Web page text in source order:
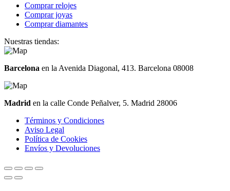
Comprar relojes
Comprar joyas
Comprar diamantes
Nuestras tiendas:
Barcelona en la Avenida Diagonal, 413. Barcelona 08008
Madrid en la calle Conde Peñalver, 5. Madrid 28006
Términos y Condiciones
Aviso Legal
Política de Cookies
Envíos y Devoluciones